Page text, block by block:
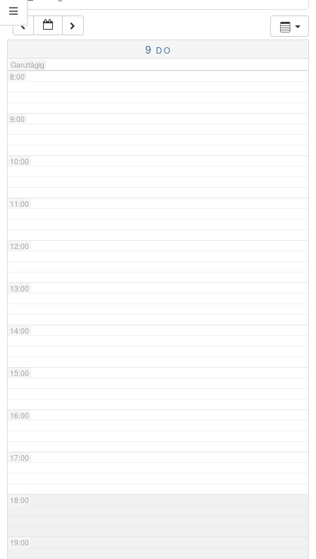
9 DO
Ganztägig
7:00
8:00
9:00
10:00
11:00
12:00
13:00
14:00
15:00
16:00
17:00
18:00
19:00